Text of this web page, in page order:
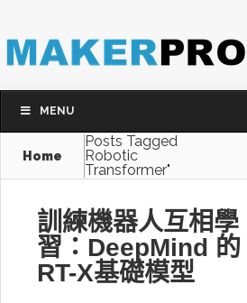
MENU
Home
Posts Tagged
Robotic
Transformer"
訓練機器人互相學
習：DeepMind 的
RT-X基礎模型